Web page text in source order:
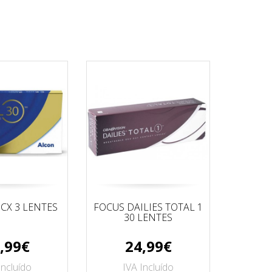
3 LENTES FOCUS DAILIES TOTAL 1
30 LENTES
24,99€
IVA Incluído